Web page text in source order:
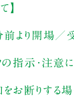
】
より開場／
の指示・注意
お断りする場